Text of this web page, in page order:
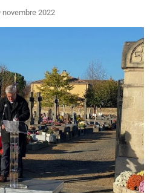
2022